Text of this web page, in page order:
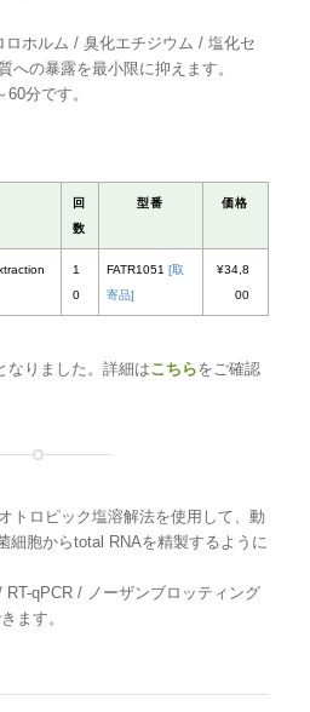
ホルム / 臭化エチジウム / 塩化セ
への暴露を最小限に抑えます。
分です。
数
RNA Extraction
0
寄品]
なりました。詳細はこちらをご確認
トロピック塩溶解法を使用して、動
細胞からtotal RNAを精製するように
qPCR / ノーザンブロッティング
ます。